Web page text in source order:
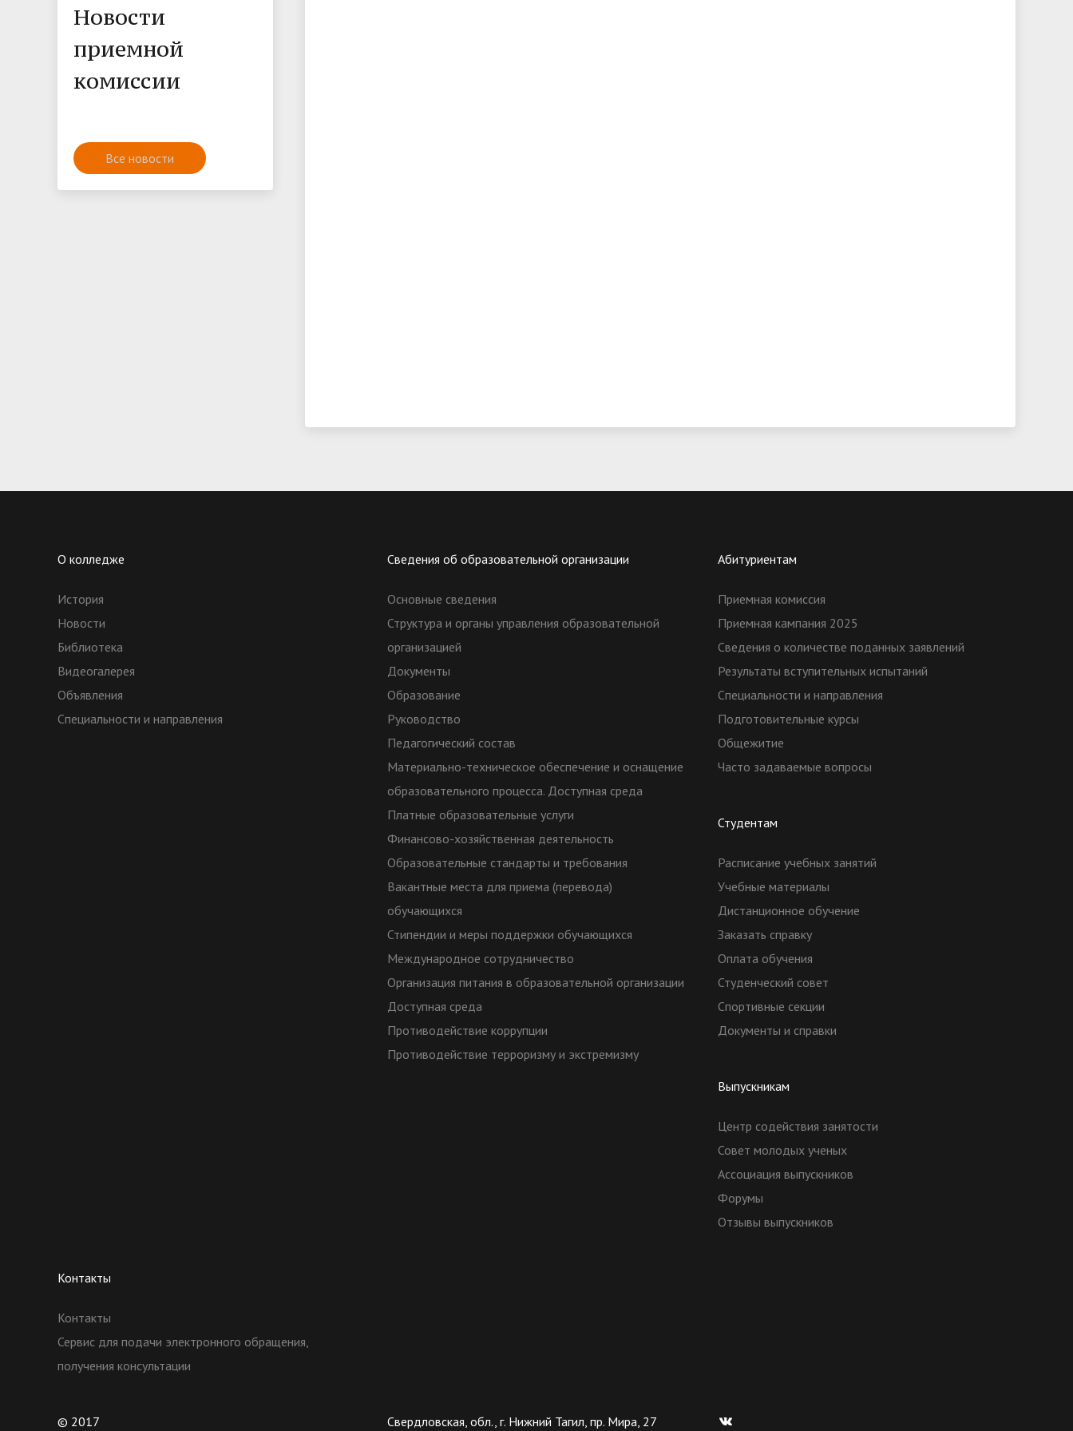
Новости
приемной
комиссии
Все новости
О колледже
История
Новости
Библиотека
Видеогалерея
Объявления
Специальности и направления
Сведения об образовательной организации
Основные сведения
Структура и органы управления образовательной
организацией
Документы
Образование
Руководство
Педагогический состав
Материально-техническое обеспечение и оснащение
образовательного процесса. Доступная среда
Платные образовательные услуги
Финансово-хозяйственная деятельность
Образовательные стандарты и требования
Вакантные места для приема (перевода)
обучающихся
Стипендии и меры поддержки обучающихся
Международное сотрудничество
Организация питания в образовательной организации
Доступная среда
Противодействие коррупции
Противодействие терроризму и экстремизму
Абитуриентам
Приемная комиссия
Приемная кампания 2025
Сведения о количестве поданных заявлений
Результаты вступительных испытаний
Специальности и направления
Подготовительные курсы
Общежитие
Часто задаваемые вопросы
Студентам
Расписание учебных занятий
Учебные материалы
Дистанционное обучение
Заказать справку
Оплата обучения
Студенческий совет
Спортивные секции
Документы и справки
Выпускникам
Центр содействия занятости
Совет молодых ученых
Ассоциация выпускников
Форумы
Отзывы выпускников
Контакты
Контакты
Сервис для подачи электронного обращения,
получения консультации
© 2017 Свердловская, обл., г. Нижний Тагил, пр. Мира, 27